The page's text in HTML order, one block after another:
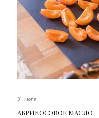
31 июля
АБРИКОСОВОЕ МАСЛО